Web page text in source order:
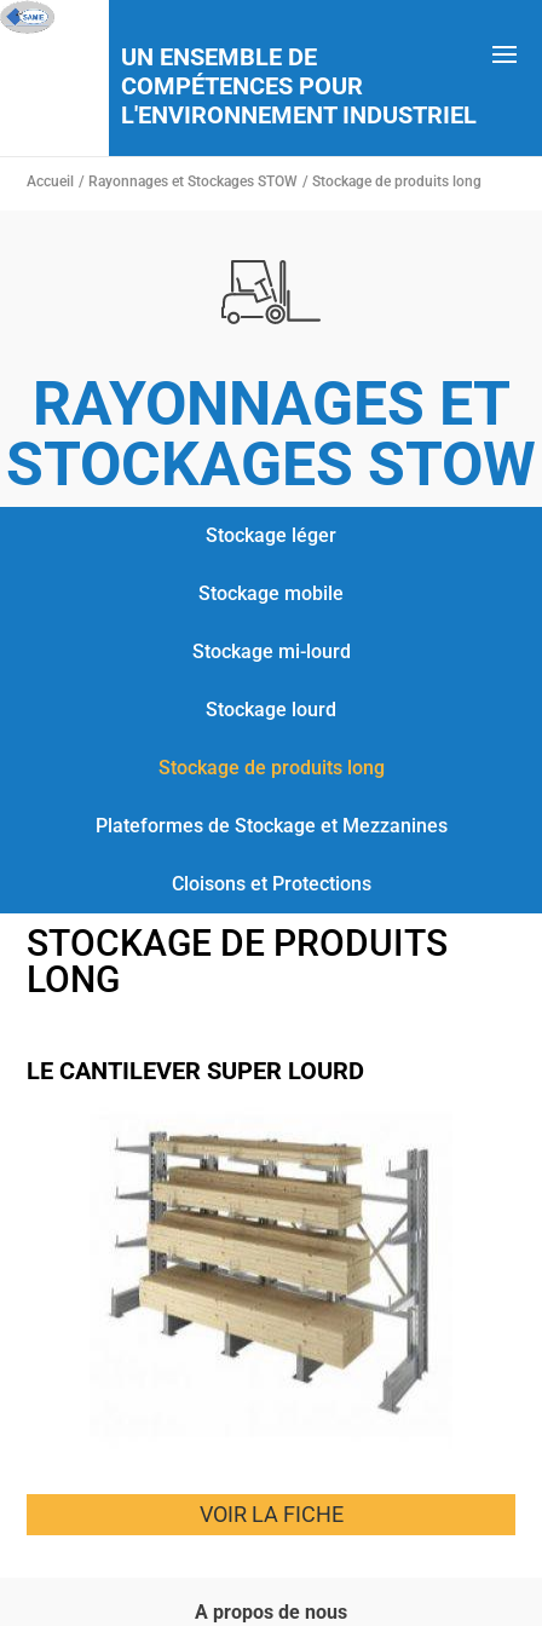
UN ENSEMBLE DE
COMPÉTENCES POUR
L'ENVIRONNEMENT INDUSTRIEL
Accueil / Rayonnages et Stockages STOW / Stockage de produits long
RAYONNAGES ET
STOCKAGES STOW
Stockage léger
Stockage mobile
Stockage mi-lourd
Stockage lourd
Stockage de produits long
Plateformes de Stockage et Mezzanines
Cloisons et Protections
STOCKAGE DE PRODUITS
LONG
LE CANTILEVER SUPER LOURD
VOIR LA FICHE
A propos de nous